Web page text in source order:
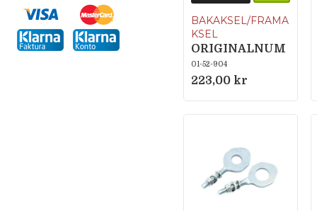
BAKAKSEL/FRAMA
KSEL
ORIGINALNUM
MER 357-25381-
00
01-52-904
223,00 kr